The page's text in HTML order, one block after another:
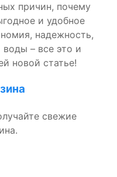
причин, почему
и удобное
надежность,
воды – все это и
новой статье!
свежие